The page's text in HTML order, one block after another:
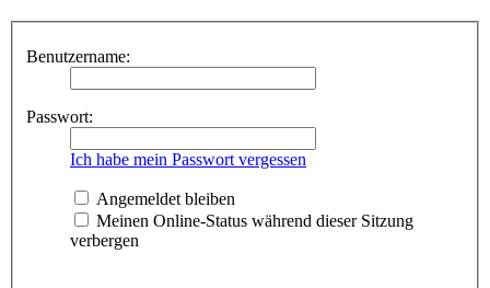
Benutzername:
Passwort:
Ich habe mein Passwort vergessen
Angemeldet bleiben
Meinen Online-Status während dieser Sitzung
verbergen